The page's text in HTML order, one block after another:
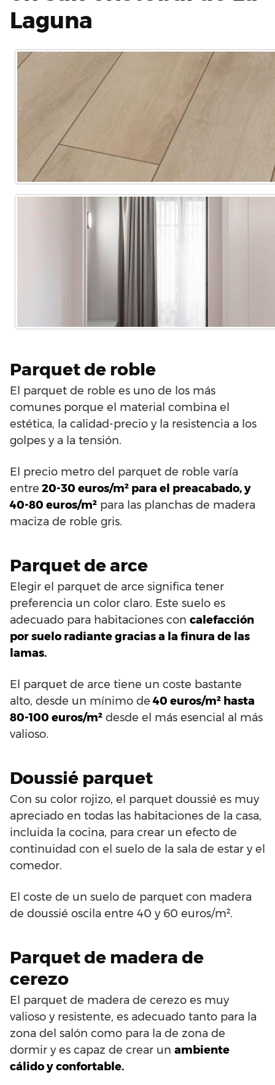
Laguna
Parquet de roble
El parquet de roble es uno de los más
comunes porque el material combina el
estética, la calidad-precio y la resistencia a los
golpes y a la tensión.
El precio metro del parquet de roble varía
entre 20-30 euros/m² para el preacabado, y
40-80 euros/m² para las planchas de madera
maciza de roble gris.
Parquet de arce
Elegir el parquet de arce significa tener
preferencia un color claro. Este suelo es
adecuado para habitaciones con calefacción
por suelo radiante gracias a la finura de las
lamas.
El parquet de arce tiene un coste bastante
alto, desde un mínimo de 40 euros/m² hasta
80-100 euros/m² desde el más esencial al más
valioso.
Doussié parquet
Con su color rojizo, el parquet doussié es muy
apreciado en todas las habitaciones de la casa,
incluida la cocina, para crear un efecto de
continuidad con el suelo de la sala de estar y el
comedor.
El coste de un suelo de parquet con madera
de doussié oscila entre 40 y 60 euros/m².
Parquet de madera de
cerezo
El parquet de madera de cerezo es muy
valioso y resistente, es adecuado tanto para la
zona del salón como para la de zona de
dormir y es capaz de crear un ambiente
cálido y confortable.